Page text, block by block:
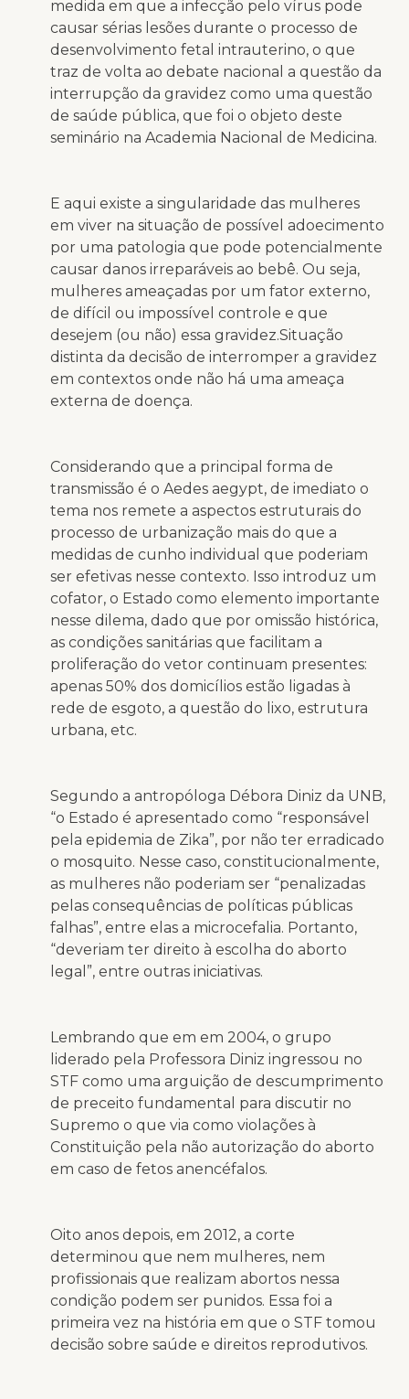
medida em que a infecção pelo vírus pode
causar sérias lesões durante o processo de
desenvolvimento fetal intrauterino, o que
traz de volta ao debate nacional a questão da
interrupção da gravidez como uma questão
de saúde pública, que foi o objeto deste
seminário na Academia Nacional de Medicina.
E aqui existe a singularidade das mulheres
em viver na situação de possível adoecimento
por uma patologia que pode potencialmente
causar danos irreparáveis ao bebê. Ou seja,
mulheres ameaçadas por um fator externo,
de difícil ou impossível controle e que
desejem (ou não) essa gravidez.Situação
distinta da decisão de interromper a gravidez
em contextos onde não há uma ameaça
externa de doença.
Considerando que a principal forma de
transmissão é o Aedes aegypt, de imediato o
tema nos remete a aspectos estruturais do
processo de urbanização mais do que a
medidas de cunho individual que poderiam
ser efetivas nesse contexto. Isso introduz um
cofator, o Estado como elemento importante
nesse dilema, dado que por omissão histórica,
as condições sanitárias que facilitam a
proliferação do vetor continuam presentes:
apenas 50% dos domicílios estão ligadas à
rede de esgoto, a questão do lixo, estrutura
urbana, etc.
Segundo a antropóloga Débora Diniz da UNB,
“o Estado é apresentado como “responsável
pela epidemia de Zika”, por não ter erradicado
o mosquito. Nesse caso, constitucionalmente,
as mulheres não poderiam ser “penalizadas
pelas consequências de políticas públicas
falhas”, entre elas a microcefalia. Portanto,
“deveriam ter direito à escolha do aborto
legal”, entre outras iniciativas.
Lembrando que em em 2004, o grupo
liderado pela Professora Diniz ingressou no
STF como uma arguição de descumprimento
de preceito fundamental para discutir no
Supremo o que via como violações à
Constituição pela não autorização do aborto
em caso de fetos anencéfalos.
Oito anos depois, em 2012, a corte
determinou que nem mulheres, nem
profissionais que realizam abortos nessa
condição podem ser punidos. Essa foi a
primeira vez na história em que o STF tomou
decisão sobre saúde e direitos reprodutivos.